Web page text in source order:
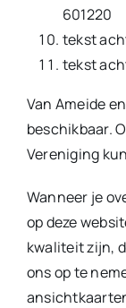
601220
tekst
tekst
Van Ameide
beschikbaar.
Vereniging
Wanneer je
op deze
kwaliteit zijn,
ons op te